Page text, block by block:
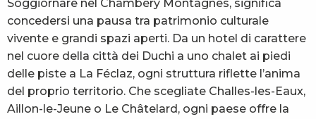
Une Chambre à Soi
Chambres d'hôtes La Compagnie du Bourg
Hôtel Le Margériaz
Ternélia - Hôtel de l'Eau Vive
Soggiornare nel Chambéry Montagnes, significa
concedersi una pausa tra patrimonio culturale
vivente e grandi spazi aperti. Da un hotel di carattere
nel cuore della città dei Duchi a uno chalet ai piedi
delle piste a La Féclaz, ogni struttura riflette l’anima
del proprio territorio. Che scegliate Challes-les-Eaux,
Aillon-le-Jeune o Le Châtelard, ogni paese offre la